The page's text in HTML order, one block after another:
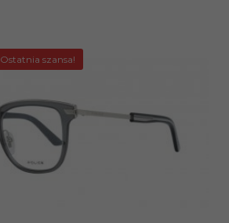
Ostatnia szansa!